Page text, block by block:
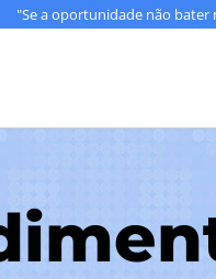
"Se a oportunidade não